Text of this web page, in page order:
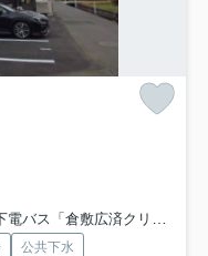
バス「倉敷広済クリニック前」バス停下車 徒歩8分
公共下水